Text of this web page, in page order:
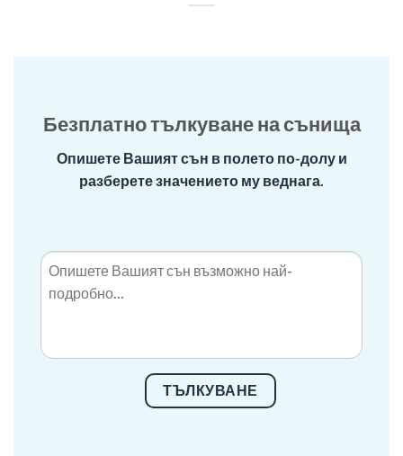
Безплатно тълкуване на сънища
Опишете Вашият сън в полето по-долу и
разберете значението му веднага.
ТЪЛКУВАНЕ